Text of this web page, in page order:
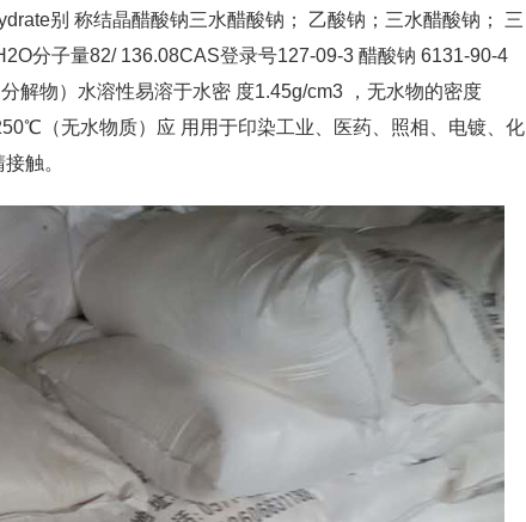
别 称结晶醋酸钠三水醋酸钠； 乙酸钠；三水醋酸钠； 三
分子量82/ 136.08CAS登录号127-09-3 醋酸钠 6131-90-4
物）水溶性易溶于水密 度1.45g/cm3 ，无水物的密度
（无水物质）应 用用于印染工业、医药、照相、电镀、化
触。